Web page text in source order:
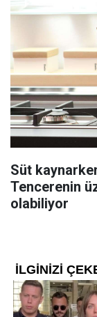
Süt
Tencerenin
olabiliyor